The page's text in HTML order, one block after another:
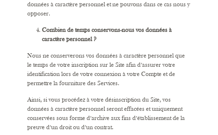
données à caractère personnel et ne pouvons dans ce cas nous y
opposer.
Combien de temps conservons-nous vos données à
caractère personnel ?
Nous ne conserverons vos données à caractère personnel que
le temps de votre inscription sur le Site afin d’assurer votre
identification lors de votre connexion à votre Compte et de
permettre la fourniture des Services.
Ainsi, si vous procédez à votre désinscription du Site, vos
données à caractère personnel seront effacées et uniquement
conservées sous forme d’archive aux fins d’établissement de la
preuve d’un droit ou d’un contrat.